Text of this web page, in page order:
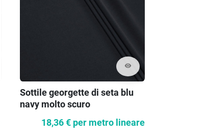
visibility
Sottile georgette di seta blu
navy molto scuro
18,36 € per metro lineare